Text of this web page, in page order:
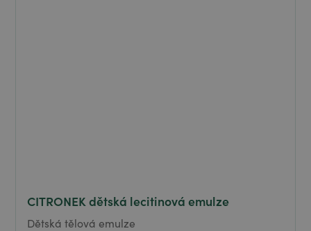
CITRONEK dětská lecitinová emulze
Dětská tělová emulze